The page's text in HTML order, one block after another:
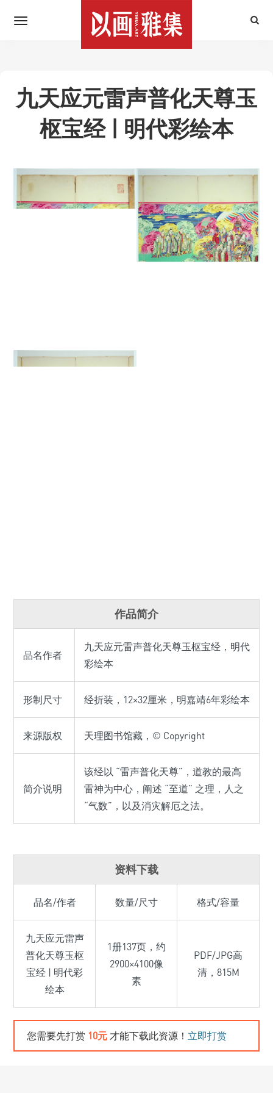
九天应元雷声普化天尊玉
枢宝经 | 明代彩绘本
作品简介
品名作者
九天应元雷声普化天尊玉枢宝经，明代
彩绘本
形制尺寸 经折装，12×32厘米，明嘉靖6年彩绘本
来源版权 天理图书馆藏，© Copyright
简介说明
该经以 “雷声普化天尊”，道教的最高
雷神为中心，阐述 “至道” 之理，人之
“气数”，以及消灾解厄之法。
资料下载
品名/作者 数量/尺寸 格式/容量
九天应元雷声
普化天尊玉枢
宝经 | 明代彩
绘本
1册137页，约
2900×4100像
素
PDF/JPG高
清，815M
您需要先打赏 10元 才能下载此资源！ 立即打赏